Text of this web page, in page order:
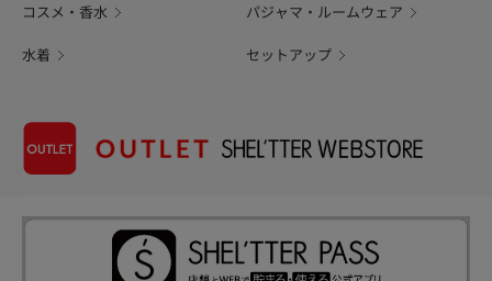
コスメ・香水 パジャマ・ルームウェア
水着 セットアップ